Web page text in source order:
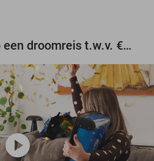
Maak gratis kans op een droomreis t.w.v. €3.000!
play_circle